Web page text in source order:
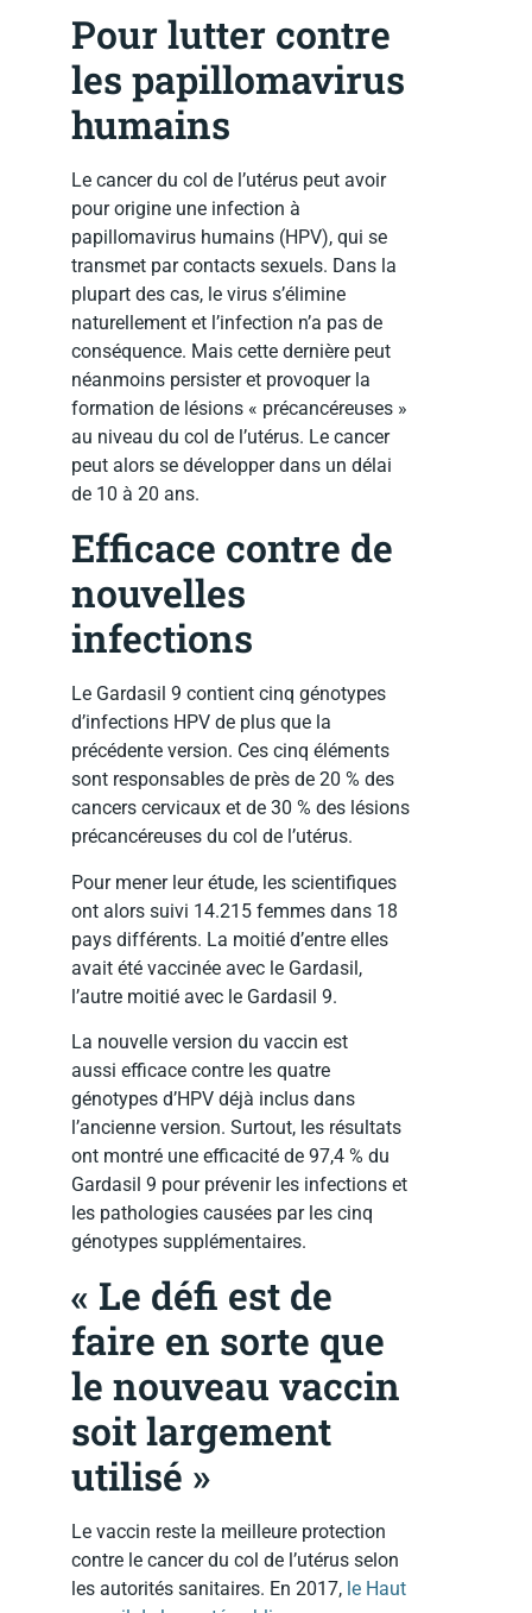
Pour lutter contre
les papillomavirus
humains
Le cancer du col de l’utérus peut avoir
pour origine une infection à
papillomavirus humains (HPV), qui se
transmet par contacts sexuels. Dans la
plupart des cas, le virus s’élimine
naturellement et l’infection n’a pas de
conséquence. Mais cette dernière peut
néanmoins persister et provoquer la
formation de lésions « précancéreuses »
au niveau du col de l’utérus. Le cancer
peut alors se développer dans un délai
de 10 à 20 ans.
Efficace contre de
nouvelles
infections
Le Gardasil 9 contient cinq génotypes
d’infections HPV de plus que la
précédente version. Ces cinq éléments
sont responsables de près de 20 % des
cancers cervicaux et de 30 % des lésions
précancéreuses du col de l’utérus.
Pour mener leur étude, les scientifiques
ont alors suivi 14.215 femmes dans 18
pays différents. La moitié d’entre elles
avait été vaccinée avec le Gardasil,
l’autre moitié avec le Gardasil 9.
La nouvelle version du vaccin est
aussi efficace contre les quatre
génotypes d’HPV déjà inclus dans
l’ancienne version. Surtout, les résultats
ont montré une efficacité de 97,4 % du
Gardasil 9 pour prévenir les infections et
les pathologies causées par les cinq
génotypes supplémentaires.
« Le défi est de
faire en sorte que
le nouveau vaccin
soit largement
utilisé »
Le vaccin reste la meilleure protection
contre le cancer du col de l’utérus selon
les autorités sanitaires. En 2017, le Haut